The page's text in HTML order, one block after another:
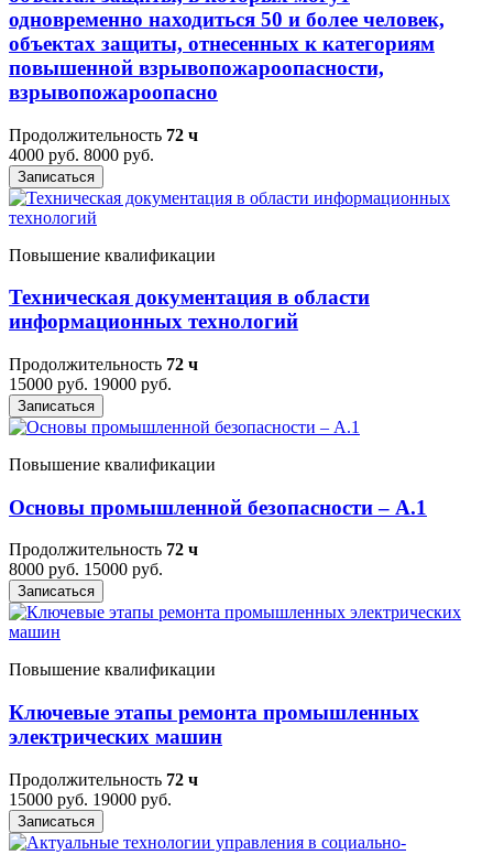
одновременно находиться 50 и более человек,
объектах защиты, отнесенных к категориям
повышенной взрывопожароопасности,
взрывопожароопасно
Продолжительность 72 ч
4000 руб. 8000 руб.
Записаться
Повышение квалификации
Техническая документация в области
информационных технологий
Продолжительность 72 ч
15000 руб. 19000 руб.
Записаться
Повышение квалификации
Основы промышленной безопасности – A.1
Продолжительность 72 ч
8000 руб. 15000 руб.
Записаться
Повышение квалификации
Ключевые этапы ремонта промышленных
электрических машин
Продолжительность 72 ч
15000 руб. 19000 руб.
Записаться